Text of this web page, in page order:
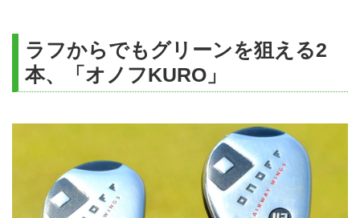
ラフからでもグリーンを狙える2
本、「オノフKURO」